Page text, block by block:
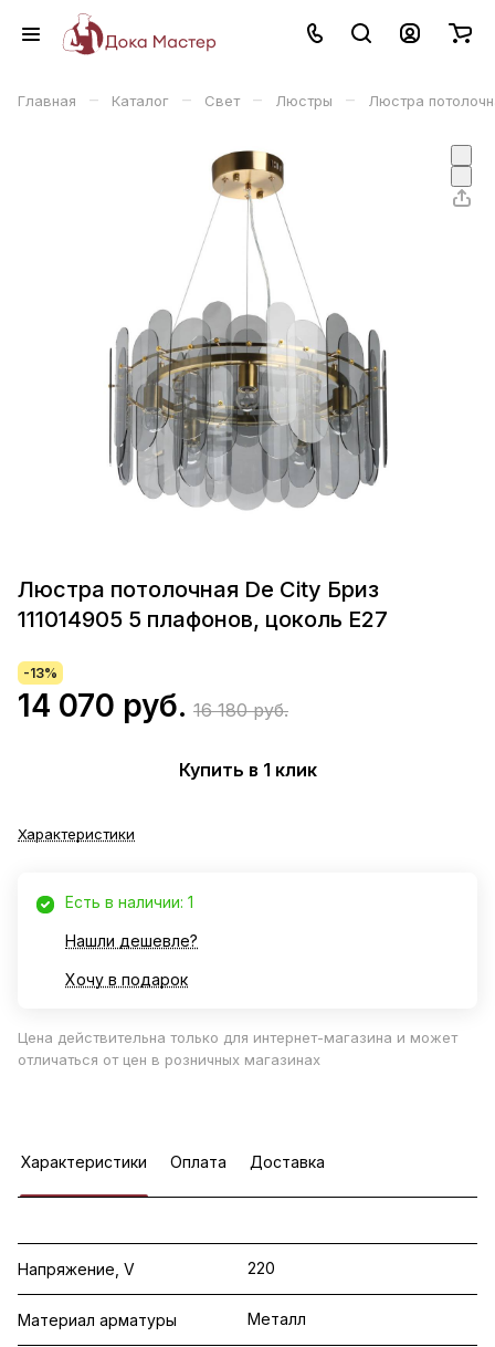
Главная – Каталог – Свет – Люстры – Люстра
Люстра потолочная De City Бриз
111014905 5 плафонов, цоколь E27
-13%
14 070 руб. 16 180 руб.
Купить в 1 клик
Характеристики
Есть в наличии: 1
Нашли дешевле?
Хочу в подарок
Цена действительна только для интернет-магазина и может
отличаться от цен в розничных магазинах
Характеристики Оплата Доставка
Напряжение, V 220
Материал арматуры Металл